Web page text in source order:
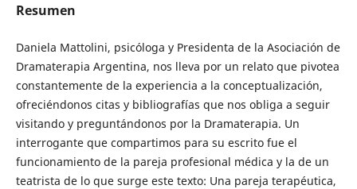
Resumen
Daniela Mattolini, psicóloga y Presidenta de la Asociación de
Dramaterapia Argentina, nos lleva por un relato que pivotea
constantemente de la experiencia a la conceptualización,
ofreciéndonos citas y bibliografías que nos obliga a seguir
visitando y preguntándonos por la Dramaterapia. Un
interrogante que compartimos para su escrito fue el
funcionamiento de la pareja profesional médica y la de un
teatrista de lo que surge este texto: Una pareja terapéutica,